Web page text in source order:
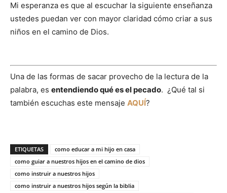
Mi esperanza es que al escuchar la siguiente enseñanza
ustedes puedan ver con mayor claridad cómo criar a sus
niños en el camino de Dios.
Una de las formas de sacar provecho de la lectura de la
palabra, es entendiendo qué es el pecado. ¿Qué tal si
también escuchas este mensaje AQUÍ?
ETIQUETAS
como educar a mi hijo en casa
como guiar a nuestros hijos en el camino de dios
como instruir a nuestros hijos
como instruir a nuestros hijos según la biblia